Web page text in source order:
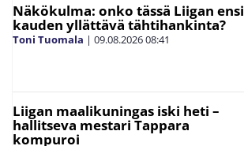
Näkökulma: onko tässä Liigan ensi
kauden yllättävä tähtihankinta?
Toni Tuomala | 09.08.202608:41
Liigan maalikuningas iski heti –
hallitseva mestari Tappara
kompuroi